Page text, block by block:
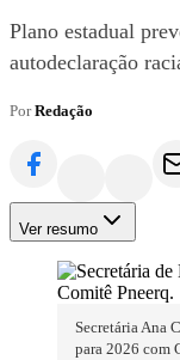
Plano estadual
autodeclaração
PorRedação
Ver resumo
Secretária Ana
para 2026 com